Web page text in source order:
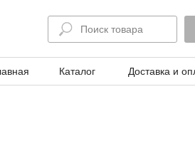
Каталог Доставка и